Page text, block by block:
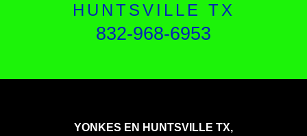
HUNTSVILLE TX
832-968-6953
YONKES EN HUNTSVILLE TX,